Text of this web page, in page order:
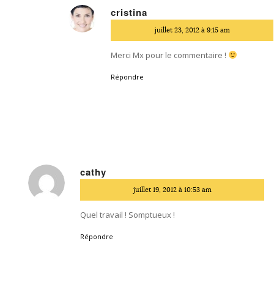
cristina
juillet 23, 2012 à 9:15 am
Merci Mx pour le commentaire !
Répondre
cathy
:
juillet 19, 2012 à 10:53 am
Quel travail ! Somptueux !
Répondre